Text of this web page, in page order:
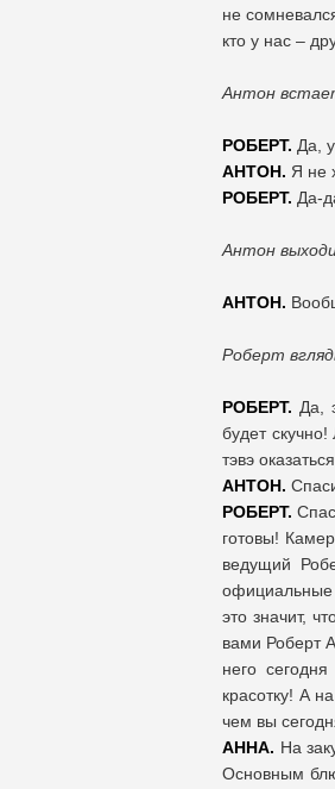
не
кто у нас –
Антон
РОБЕРТ. Да,
АНТОН. Я не
РОБЕРТ. Да-
Антон
АНТОН.
Роберт
РОБЕРТ. Да,
будет
тэвэ
АНТОН.
РОБЕРТ.
готовы!
ведущий
официальные
это значит,
вами Роберт
него
красотку! А
чем вы
АННА. На
Основным